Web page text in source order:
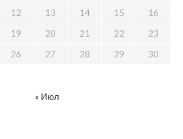
12 13 14 15
16
19 20 21 22
23
26 27 28 29
30
« Июл